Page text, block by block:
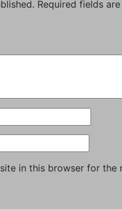
Required fields
in this browser for the